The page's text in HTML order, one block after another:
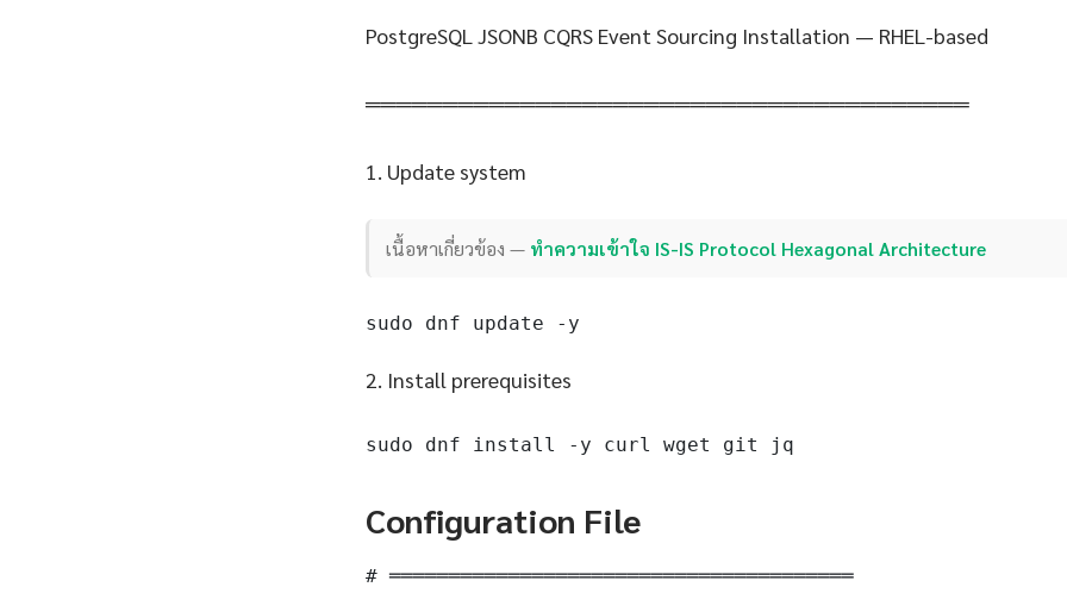
PostgreSQL JSONB CQRS Event Sourcing Installation — RHEL-based
═══════════════════════════════════════
1. Update system
เนื้อหาเกี่ยวข้อง — ทำความเข้าใจ IS-IS Protocol Hexagonal Architecture
sudo dnf update -y
2. Install prerequisites
sudo dnf install -y curl wget git jq
Configuration File
# ═══════════════════════════════════════